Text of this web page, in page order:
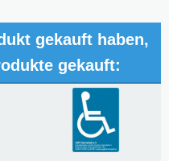
gekauft haben,
gekauft: